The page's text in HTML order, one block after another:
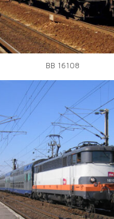
BB 16108